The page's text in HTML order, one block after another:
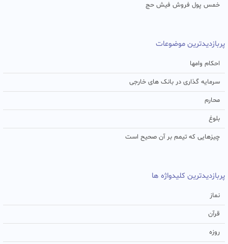
خمس پول فروش فیش حج
پربازدیدترین موضوعات
احکام وامها
سرمایه گذاری در بانک های خارجی
محارم
بلوغ
چیزهایی که تیمم بر آن صحیح است
پربازدیدترین کلیدواژه ها
نماز
قرآن
روزه